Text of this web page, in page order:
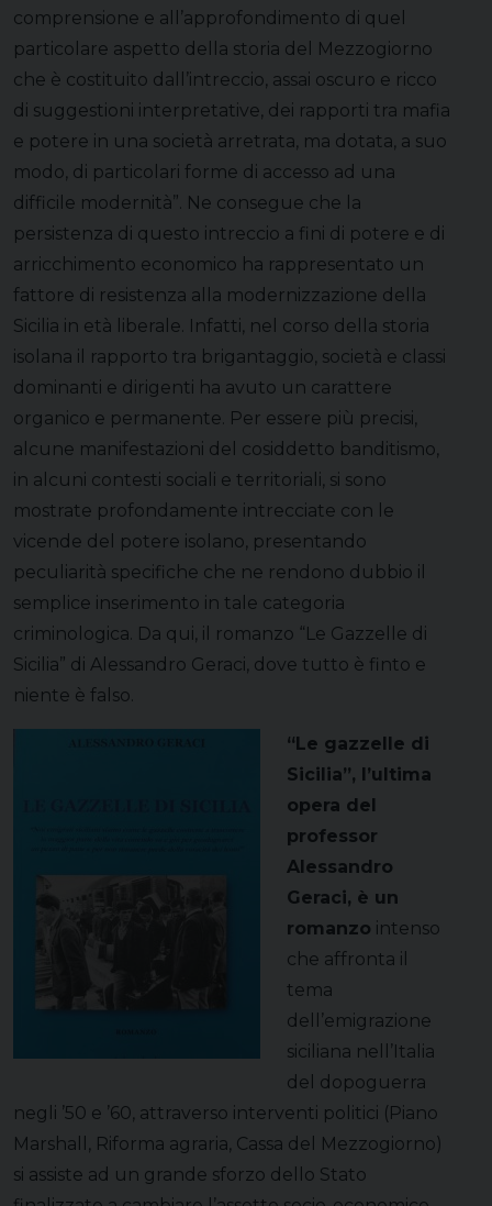
comprensione e all’approfondimento di quel
particolare aspetto della storia del Mezzogiorno
che è costituito dall’intreccio, assai oscuro e ricco
di suggestioni interpretative, dei rapporti tra mafia
e potere in una società arretrata, ma dotata, a suo
modo, di particolari forme di accesso ad una
difficile modernità”. Ne consegue che la
persistenza di questo intreccio a fini di potere e di
arricchimento economico ha rappresentato un
fattore di resistenza alla modernizzazione della
Sicilia in età liberale. Infatti, nel corso della storia
isolana il rapporto tra brigantaggio, società e classi
dominanti e dirigenti ha avuto un carattere
organico e permanente. Per essere più precisi,
alcune manifestazioni del cosiddetto banditismo,
in alcuni contesti sociali e territoriali, si sono
mostrate profondamente intrecciate con le
vicende del potere isolano, presentando
peculiarità specifiche che ne rendono dubbio il
semplice inserimento in tale categoria
criminologica. Da qui, il romanzo “Le Gazzelle di
Sicilia” di Alessandro Geraci, dove tutto è finto e
niente è falso.
“Le gazzelle di
Sicilia”, l’ultima
opera del
professor
Alessandro
Geraci, è un
romanzo intenso
che affronta il
tema
dell’emigrazione
siciliana nell’Italia
del dopoguerra
negli ’50 e ’60, attraverso interventi politici (Piano
Marshall, Riforma agraria, Cassa del Mezzogiorno)
si assiste ad un grande sforzo dello Stato